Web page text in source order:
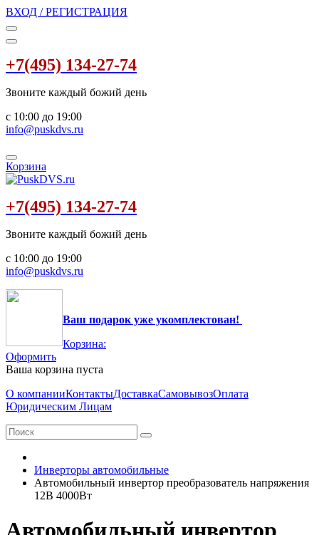
ВХОД / РЕГИСТРАЦИЯ
+7(495) 134-27-74
Звоните каждый божий день
с 10:00 до 19:00
info@puskdvs.ru
Корзина
+7(495) 134-27-74
Звоните каждый божий день
с 10:00 до 19:00
info@puskdvs.ru
Ваш подарок уже укомплектован!
Корзина:
Оформить
Ваша корзина пуста
О компанииКонтактыДоставкаСамовывозОплата
Юридическим Лицам
Инверторы автомобильные
Автомобильный инвертор преобразователь напряжения
12В 4000Вт